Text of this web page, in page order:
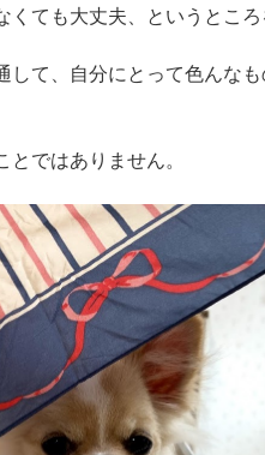
ても大丈夫、というところ
して、自分にとって色んな
ではありません。